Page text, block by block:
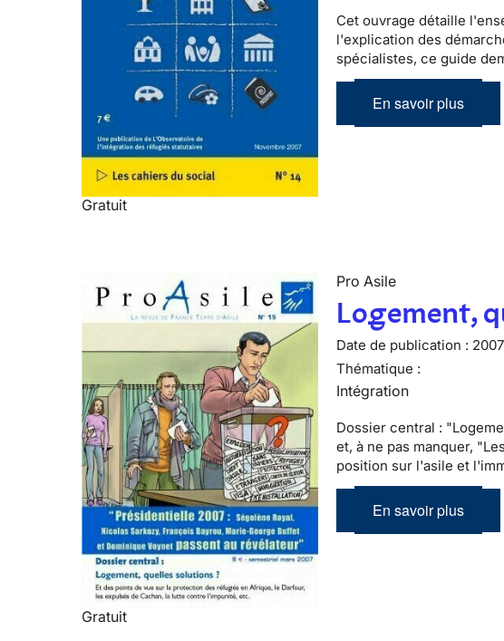
Gratuit
Cet ouvrage détaille
l'explication des
spécialistes, ce guide
En savoir plus
Gratuit
Pro Asile
Logement,
Date de publication : 2007
Thématique :
Intégration
Dossier central :
et, à ne pas manquer,
position sur l'asile et
En savoir plus